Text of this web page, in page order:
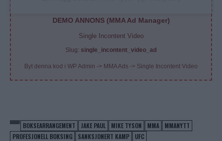
DEMO ANNONS (MMA Ad Manager)
Single Incontent Video
Slug: single_incontent_video_ad
Byt denna kod i WP Admin -> MMA Ads -> Single Incontent Video
BOKSEARRANGEMENT JAKE PAUL MIKE TYSON MMA
MMANYTT
PROFESJONELL BOKSING
SANKSJONERT KAMP UFC